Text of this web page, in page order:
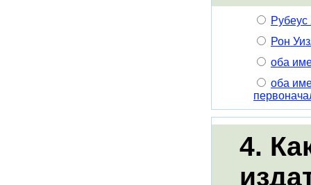
Рубеус
Рон
оба
оба
4.